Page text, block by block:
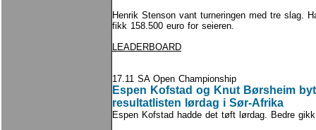
Henrik Stenson vant turneringen med tre slag.
fikk 158.500 euro for seieren.
LEADERBOARD
17.11 SA Open Championship
Espen Kofstad og Knut Børsheim
resultatlisten lørdag i Sør-Afrika
Espen Kofstad hadde det tøft lørdag. Bedre